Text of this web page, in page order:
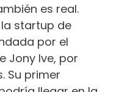
es real.
startup de
por el
Jony Ive, por
Su primer